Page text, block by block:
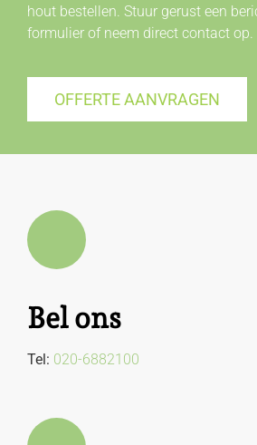
hout bestellen. Stuur gerust een
formulier of neem direct contactop.
OFFERTE AANVRAGEN
Bel ons
Tel: 020-6882100